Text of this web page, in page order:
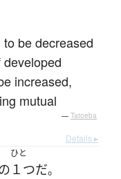
be decreased
increased,
mutual
— Tatoeba
Details ▸
ひと
１つだ。